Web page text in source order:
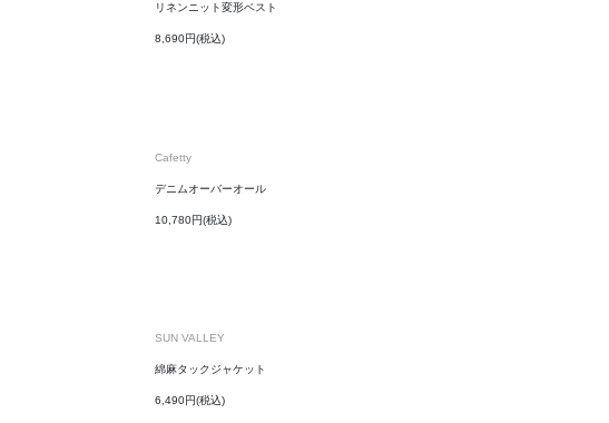
リネンニット変形ベスト
8,690円(税込)
Cafetty
デニムオーバーオール
10,780円(税込)
SUN VALLEY
綿麻タックジャケット
6,490円(税込)